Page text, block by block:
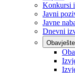
Sve vijesti
Izdvojeno
Najave
Konkursi
Javni
Javne
Dnevni